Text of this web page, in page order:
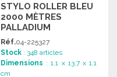
STYLO ROLLER BLEU
2000 MÈTRES
PALLADIUM
Réf.04-225327
Stock : 348 articles
Dimensions : 1.1 x 13.7 x 1.1
cm